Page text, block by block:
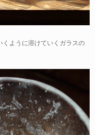
ように溶けていくガラスの